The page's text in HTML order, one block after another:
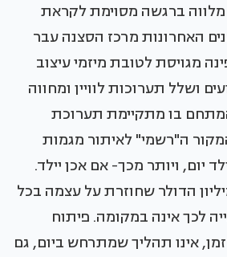
ברגשה מסוימת לקראת
האחרונות מרכז הסצנה עבר
מגויסת לטובת מיזמי עיצוב
ושלל תערוכות לוויין ומחווה
בו מתקיימת תערוכת
ה"רשמי" לאיתור מגמות
יום, ויותר מכך- אם אכן יילד.
הדולר שחוזרת על עצמה בכל
לכך אינה במקומה. פיתוח
אינו תהליך שמתרחש ביום, גם